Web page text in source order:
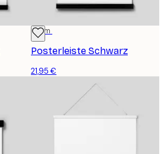
31 cm
Posterleiste Schwarz
21,95 €